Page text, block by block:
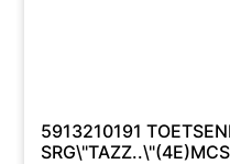
5913210191